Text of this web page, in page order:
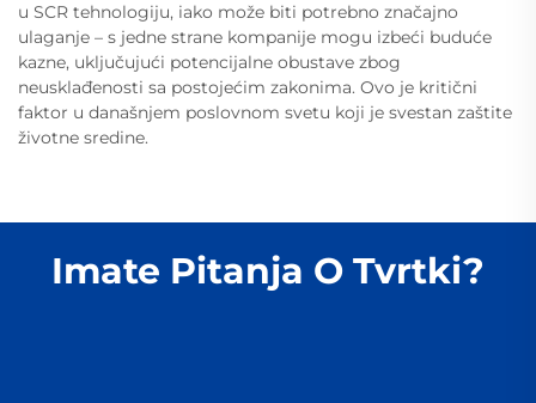
u SCR tehnologiju, iako može biti potrebno značajno
ulaganje – s jedne strane kompanije mogu izbeći buduće
kazne, uključujući potencijalne obustave zbog
neusklađenosti sa postojećim zakonima. Ovo je kritični
faktor u današnjem poslovnom svetu koji je svestan zaštite
životne sredine.
Imate Pitanja O Tvrtki?